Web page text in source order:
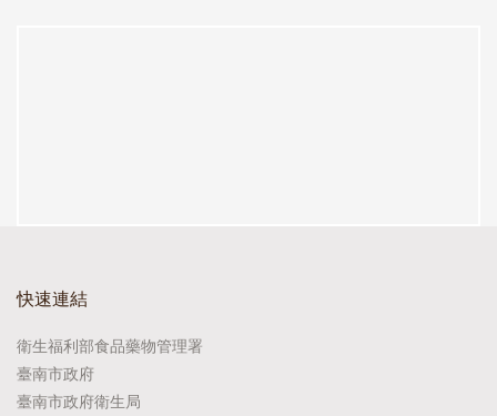
快速連結
衛生福利部食品藥物管理署
臺南市政府
臺南市政府衛生局